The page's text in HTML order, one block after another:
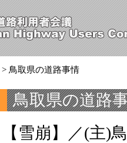
> 鳥取県の道路事情
鳥取県の道路
【雪崩】／(主)